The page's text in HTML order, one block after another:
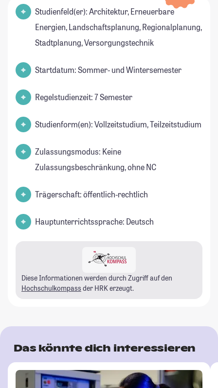
Studienfeld(er): Architektur, Erneuerbare
Energien, Landschaftsplanung, Regionalplanung,
Stadtplanung, Versorgungstechnik
Startdatum: Sommer- und Wintersemester
Regelstudienzeit: 7 Semester
Studienform(en): Vollzeitstudium, Teilzeitstudium
Zulassungsmodus: Keine
Zulassungsbeschränkung, ohne NC
Trägerschaft: öffentlich-rechtlich
Hauptunterrichtssprache: Deutsch
Diese Informationen werden durch Zugriff auf den
Hochschulkompass der HRK erzeugt.
Das könnte dich interessieren